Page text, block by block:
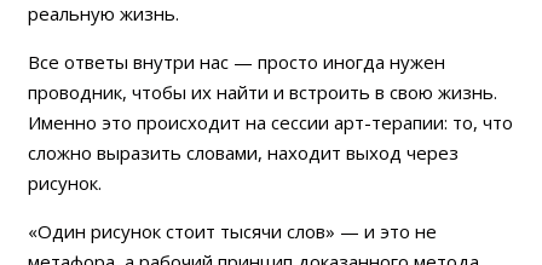
реальную жизнь.
Все ответы внутри нас — просто иногда нужен
проводник, чтобы их найти и встроить в свою жизнь.
Именно это происходит на сессии арт-терапии: то, что
сложно выразить словами, находит выход через
рисунок.
«Один рисунок стоит тысячи слов» — и это не